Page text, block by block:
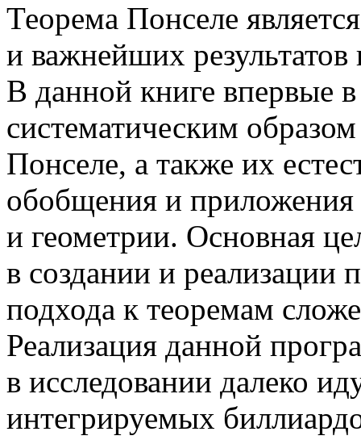
Теорема Понселе
и важнейших
В данной книге впервые
систематическим
Понселе, а также их
обобщения и приложения
и геометрии. Основная
в создании и реализации
подхода к теоремам
Реализация данной
в исследовании далеко
интегрируемых